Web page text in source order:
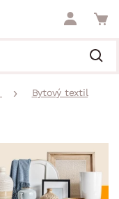
Bytový textil